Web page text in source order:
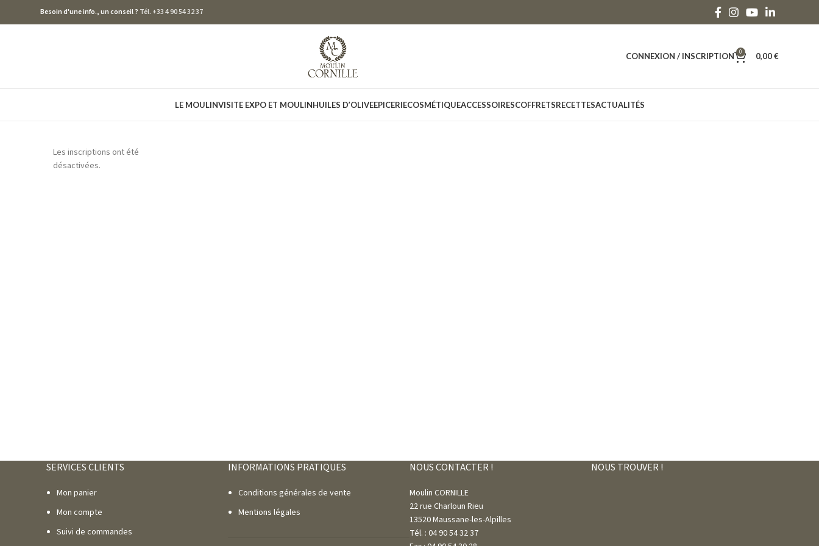
Besoin d'une info., un conseil ? Tél. +33 4 90 54 32 37
CONNEXION / INSCRIPTION 0 0,00€
LE MOULINVISITE EXPO ET MOULINHUILES D’OLIVEEPICERIECOSMÉTIQUEACCESSOIRESCOFFRETSRECETTESACTUALITÉS
Les inscriptions ont été
désactivées.
SERVICES CLIENTS
Mon panier
Mon compte
Suivi de commandes
INFORMATIONS PRATIQUES
Conditions générales de vente
Mentions légales
NOUS CONTACTER !
Moulin CORNILLE
22 rue Charloun Rieu
13520 Maussane-les-Alpilles
Tél. : 04 90 54 32 37
NOUS TROUVER !